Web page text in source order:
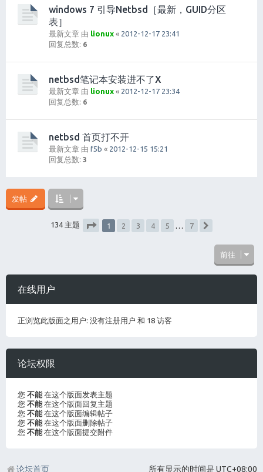
windows 7 引导Netbsd［最新，GUID分区
表］
最新文章 由 lionux « 2012-12-17 23:41
回复总数: 6
netbsd笔记本安装进不了X
最新文章 由 lionux « 2012-12-17 23:34
回复总数: 6
netbsd 首页打不开
最新文章 由 f5b « 2012-12-15 15:21
回复总数: 3
发帖
134 主题
1 2 3 4 5
7
前往
在线用户
正浏览此版面之用户: 没有注册用户 和 18 访客
论坛权限
您 不能 在这个版面发表主题
您 不能 在这个版面回复主题
您 不能 在这个版面编辑帖子
您 不能 在这个版面删除帖子
您 不能 在这个版面提交附件
所有显示的时间是 UTC+08:00
论坛首页